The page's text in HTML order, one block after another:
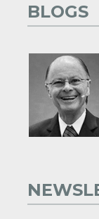
BLOGS